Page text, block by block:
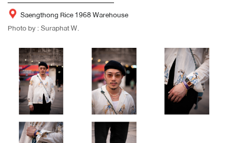
Saengthong Rice 1968 Warehouse
Photo by : Suraphat W.